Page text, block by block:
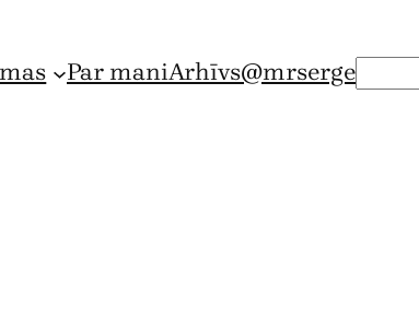
Par maniArhīvs@mrsergeSearch